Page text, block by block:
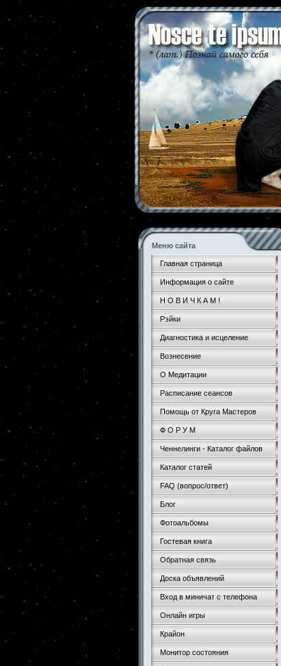
Меню сайта
Главная страница
Информация о сайте
Н О В И Ч К А М !
Рэйки
Диагностика и исцеление
Вознесение
О Медитации
Расписание сеансов
Помощь от Круга Мастеров
Ф О Р У М
Ченнелинги - Каталог файлов
Каталог статей
FAQ (вопрос/ответ)
Блог
Фотоальбомы
Гостевая книга
Обратная связь
Доска объявлений
Вход в миничат с телефона
Онлайн игры
Крайон
Монитор состояния